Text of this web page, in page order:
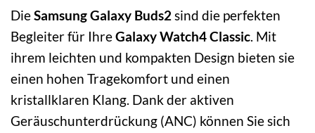
DieSamsung Galaxy Buds2 sind die perfekten
Begleiter für IhreGalaxy Watch4 Classic. Mit
ihrem leichten und kompakten Design bieten sie
einen hohen Tragekomfort und einen
kristallklaren Klang. Dank der aktiven
Geräuschunterdrückung (ANC) können Sie sich